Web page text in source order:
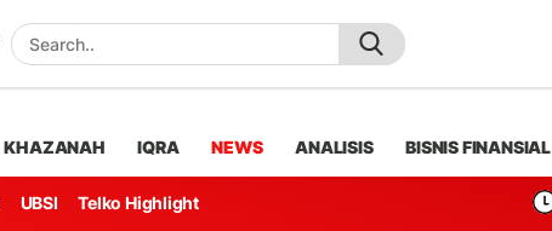
KHAZANAH IQRA NEWS ANALISIS BISNIS FINANSIAL
UBSI Telko Highlight